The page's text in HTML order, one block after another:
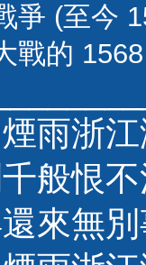
爭 (至今
戰的
雨浙
般恨
來無